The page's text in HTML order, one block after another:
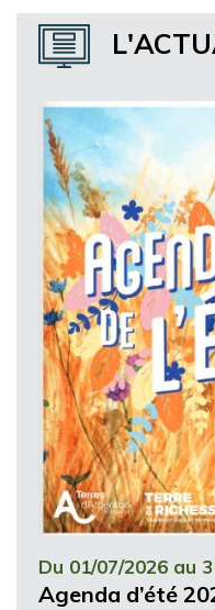
Où manger ?
Du 01/07/2026 au
Agenda d’été